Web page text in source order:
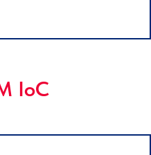
IoC